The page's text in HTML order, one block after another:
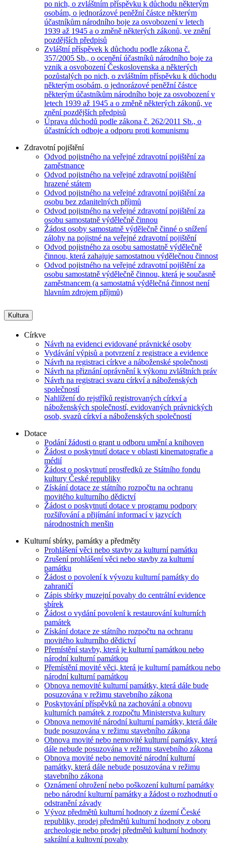
po nich, o zvláštním příspěvku k důchodu některým
osobám, o jednorázové peněžní částce některým
účastníkům národního boje za osvobození v letech
1939 až 1945 a o změně některých zákonů, ve znění
pozdějších předpisů
Zvláštní příspěvek k důchodu podle zákona č.
357/2005 Sb., o ocenění účastníků národního boje za
vznik a osvobození Československa a některých
pozůstalých po nich, o zvláštním příspěvku k důchodu
některým osobám, o jednorázové peněžní částce
některým účastníkům národního boje za osvobození v
letech 1939 až 1945 a o změně některých zákonů, ve
znění pozdějších předpisů
Úprava důchodů podle zákona č. 262/2011 Sb., o
účastnících odboje a odporu proti komunismu
Zdravotní pojištění
Odvod pojistného na veřejné zdravotní pojištění za
zaměstnance
Odvod pojistného na veřejné zdravotní pojištění
hrazené státem
Odvod pojistného na veřejné zdravotní pojištění za
osobu bez zdanitelných příjmů
Odvod pojistného na veřejné zdravotní pojištění za
osobu samostatně výdělečně činnou
Žádost osoby samostatně výdělečně činné o snížení
zálohy na pojistné na veřejné zdravotní pojištění
Odvod pojistného za osobu samostatně výdělečně
činnou, která zahajuje samostatnou výdělečnou činnost
Odvod pojistného na veřejné zdravotní pojištění za
osobu samostatně výdělečně činnou, která je současně
zaměstnancem (a samostatná výdělečná činnost není
hlavním zdrojem příjmů)
Kultura
Církve
Návrh na evidenci evidované právnické osoby
Vydávání výpisů a potvrzení z registrace a evidence
Návrh na registraci církve a náboženské společnosti
Návrh na přiznání oprávnění k výkonu zvláštních práv
Návrh na registraci svazu církví a náboženských
společností
Nahlížení do rejstříků registrovaných církví a
náboženských společností, evidovaných právnických
osob, svazů církví a náboženských společností
Dotace
Podání žádosti o grant u odboru umění a knihoven
Žádost o poskytnutí dotace v oblasti kinematografie a
médií
Žádost o poskytnutí prostředků ze Státního fondu
kultury České republiky
Získání dotace ze státního rozpočtu na ochranu
movitého kulturního dědictví
Žádost o poskytnutí dotace v programu podpory
rozšiřování a přijímání informací v jazycích
národnostních menšin
Kulturní sbírky, památky a předměty
Prohlášení věci nebo stavby za kulturní památku
Zrušení prohlášení věci nebo stavby za kulturní
památku
Žádost o povolení k vývozu kulturní památky do
zahraničí
Zápis sbírky muzejní povahy do centrální evidence
sbírek
Žádost o vydání povolení k restaurování kulturních
památek
Získání dotace ze státního rozpočtu na ochranu
movitého kulturního dědictví
Přemístění stavby, která je kulturní památkou nebo
národní kulturní památkou
Přemístění movité věci, která je kulturní památkou nebo
národní kulturní památkou
Obnova nemovité kulturní památky, která dále bude
posuzována v režimu stavebního zákona
Poskytování příspěvků na zachování a obnovu
kulturních památek z rozpočtu Ministerstva kultury
Obnova nemovité národní kulturní památky, která dále
bude posuzována v režimu stavebního zákona
Obnova movité nebo nemovité kulturní památky, která
dále nebude posuzována v režimu stavebního zákona
Obnova movité nebo nemovité národní kulturní
památky, která dále nebude posuzována v režimu
stavebního zákona
Oznámení ohrožení nebo poškození kulturní památky
nebo národní kulturní památky a žádost o rozhodnutí o
odstranění závady
Vývoz předmětů kulturní hodnoty z území České
republiky, prodej předmětů kulturní hodnoty z oboru
archeologie nebo prodej předmětů kulturní hodnoty
sakrální a kultovní povahy